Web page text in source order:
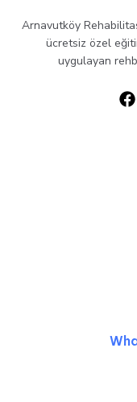
Arnavutköy
ücretsiz özel
uygulayan